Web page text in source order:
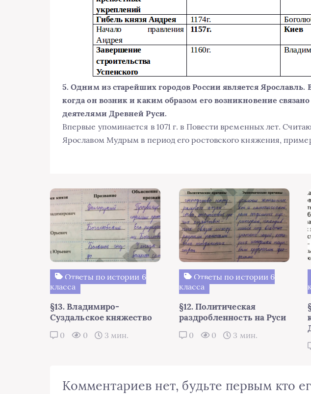
5. Одним из старейших городов России является
когда он возник и каким образом его возникновение
деятелями Древней Руси.
Впервые упоминается в 1071 г. в Повести временных лет.
Ярославом Мудрым в период его ростовского княжения,
Ответы по истории 6
класса
§13. Владимиро-
Суздальское княжество
0 0 3 мин.
Ответы по истории 6
класса
§12. Политическая
раздробленность на Руси
0 0 3 мин.
Комментариев нет, будьте первым кто